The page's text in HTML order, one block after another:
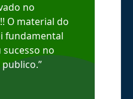
no
O material do
fundamental
sucesso no